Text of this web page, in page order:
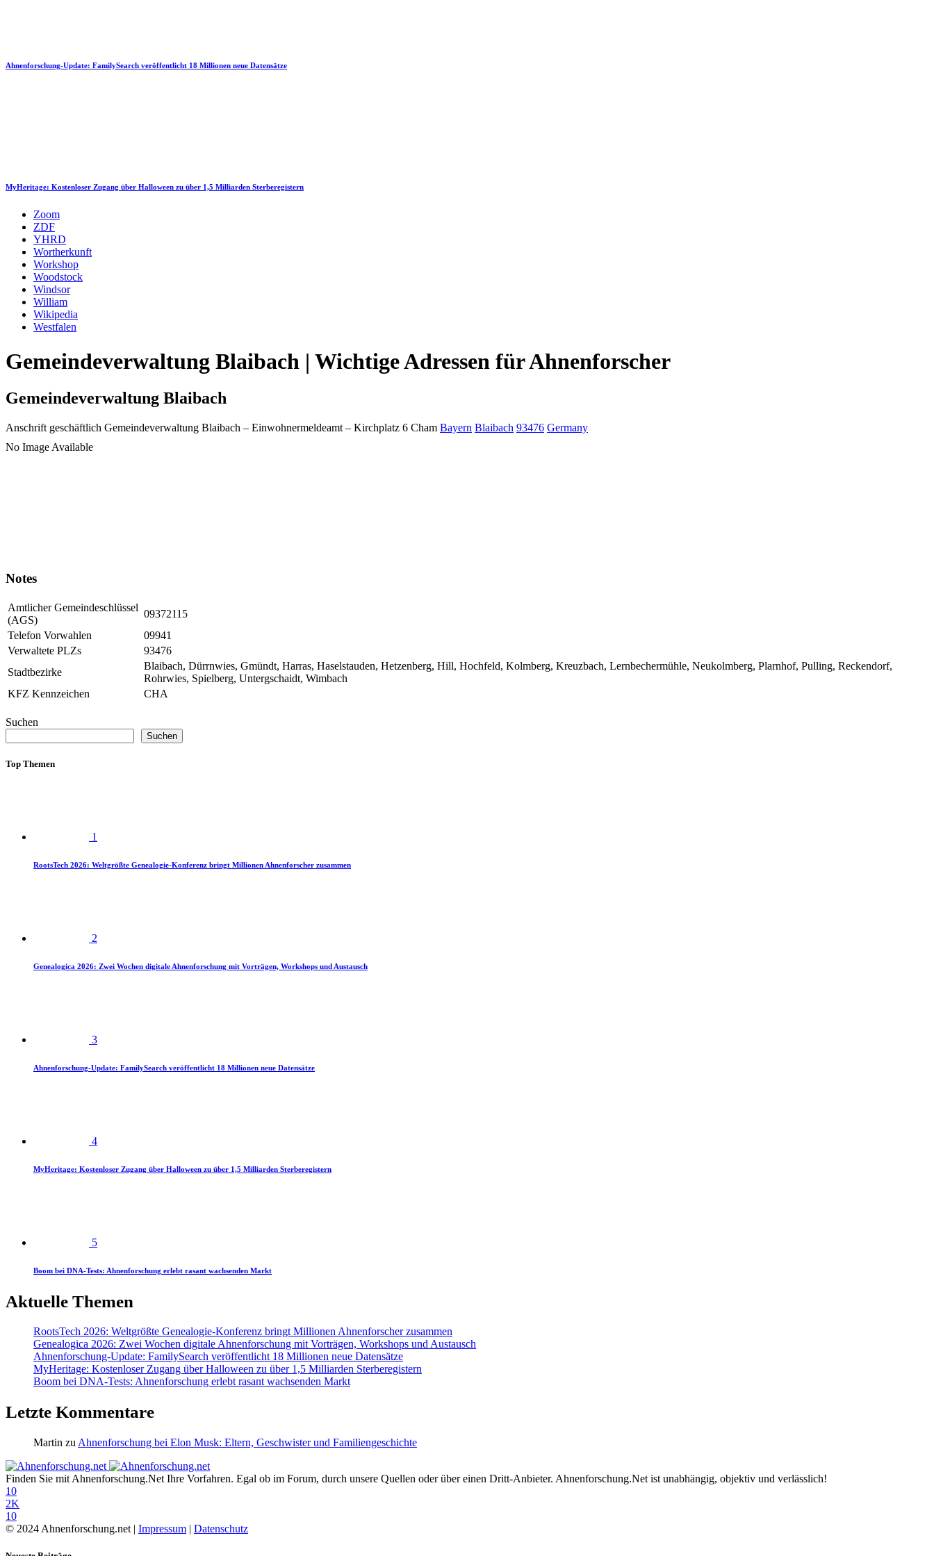
Ahnenforschung-Update: FamilySearch veröffentlicht 18 Millionen neue Datensätze
MyHeritage: Kostenloser Zugang über Halloween zu über 1,5 Milliarden Sterberegistern
Zoom
ZDF
YHRD
Wortherkunft
Workshop
Woodstock
Windsor
William
Wikipedia
Westfalen
Gemeindeverwaltung Blaibach | Wichtige Adressen für Ahnenforscher
Gemeindeverwaltung Blaibach
Anschrift geschäftlich Gemeindeverwaltung Blaibach – Einwohnermeldeamt – Kirchplatz 6 Cham Bayern Blaibach 93476 Germany
No Image Available
Notes
Amtlicher Gemeindeschlüssel
(AGS)
09372115
Telefon Vorwahlen
09941
Verwaltete PLZs
93476
Stadtbezirke
Blaibach, Dürrnwies, Gmündt, Harras, Haselstauden, Hetzenberg, Hill, Hochfeld, Kolmberg, Kreuzbach, Lernbechermühle, Neukolmberg, Plarnhof, Pulling, Reckendorf,
Rohrwies, Spielberg, Untergschaidt, Wimbach
KFZ Kennzeichen
CHA
Suchen
Suchen
Top Themen
1
RootsTech 2026: Weltgrößte Genealogie-Konferenz bringt Millionen Ahnenforscher zusammen
2
Genealogica 2026: Zwei Wochen digitale Ahnenforschung mit Vorträgen, Workshops und Austausch
3
Ahnenforschung-Update: FamilySearch veröffentlicht 18 Millionen neue Datensätze
4
MyHeritage: Kostenloser Zugang über Halloween zu über 1,5 Milliarden Sterberegistern
5
Boom bei DNA-Tests: Ahnenforschung erlebt rasant wachsenden Markt
Aktuelle Themen
RootsTech 2026: Weltgrößte Genealogie-Konferenz bringt Millionen Ahnenforscher zusammen
Genealogica 2026: Zwei Wochen digitale Ahnenforschung mit Vorträgen, Workshops und Austausch
Ahnenforschung-Update: FamilySearch veröffentlicht 18 Millionen neue Datensätze
MyHeritage: Kostenloser Zugang über Halloween zu über 1,5 Milliarden Sterberegistern
Boom bei DNA-Tests: Ahnenforschung erlebt rasant wachsenden Markt
Letzte Kommentare
Martin zu Ahnenforschung bei Elon Musk: Eltern, Geschwister und Familiengeschichte
Finden Sie mit Ahnenforschung.Net Ihre Vorfahren. Egal ob im Forum, durch unsere Quellen oder über einen Dritt-Anbieter. Ahnenforschung.Net ist unabhängig, objektiv und verlässlich!
10
2K
10
© 2024 Ahnenforschung.net | Impressum | Datenschutz